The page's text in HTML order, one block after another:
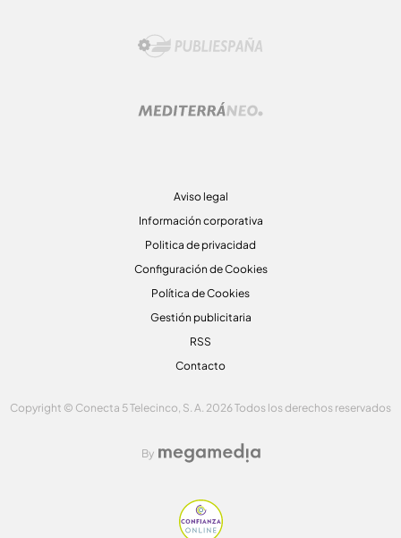
Aviso legal
Información corporativa
Politica de privacidad
Configuración de Cookies
Política de Cookies
Gestión publicitaria
RSS
Contacto
Copyright © Conecta 5 Telecinco, S. A. 2026 Todos los derechos reservados
By